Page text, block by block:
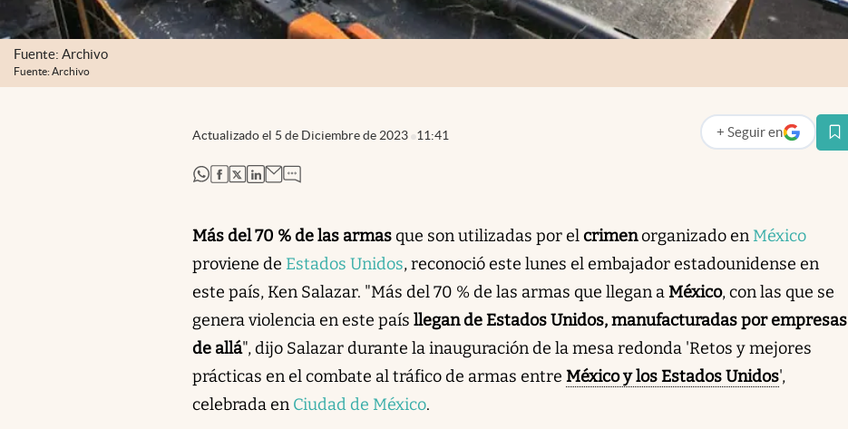
Fuente: Archivo
Fuente: Archivo
Actualizado el 5 de Diciembre de 2023 11:41 + Seguir en
abre en nueva pestaña
abre en nueva pestaña
abre en nueva pestaña
abre en nueva pestaña
abre en nueva pestaña
Más del 70 % de las armasque son utilizadas por elcrimenorganizado en México
proviene de Estados Unidos, reconoció este lunes el embajador estadounidense en
este país, Ken Salazar. "Más del 70 % de las armas que llegan aMéxico, con las que se
genera violencia en este país llegan de Estados Unidos, manufacturadas por empresas
de allá", dijo Salazar durante la inauguración de la mesa redonda 'Retos y mejores
prácticas en el combate al tráfico de armas entre México y los Estados Unidos',
celebrada en Ciudad de México.